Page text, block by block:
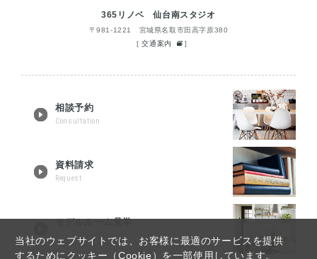
当社のウェブサイトでは、お客様に最適のサービスを提供
するためにクッキー（Cookie）を一部使用しています。
365リノベ 仙台南スタジオ
〒981-1221 宮城県名取市田高字原380
[交通案内 ]
相談予約
Consultation
資料請求
Request
モデルルーム見学
Tour reservation